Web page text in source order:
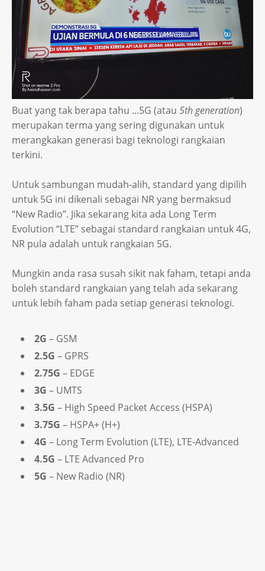
Buat yang tak berapa tahu ...5G (atau 5th generation)
merupakan terma yang sering digunakan untuk
merangkakan generasi bagi teknologi rangkaian
terkini.
Untuk sambungan mudah-alih, standard yang dipilih
untuk 5G ini dikenali sebagai NR yang bermaksud
“New Radio”. Jika sekarang kita ada Long Term
Evolution “LTE” sebagai standard rangkaian untuk 4G,
NR pula adalah untuk rangkaian 5G.
Mungkin anda rasa susah sikit nak faham, tetapi anda
boleh standard rangkaian yang telah ada sekarang
untuk lebih faham pada setiap generasi teknologi.
2G – GSM
2.5G – GPRS
2.75G – EDGE
3G – UMTS
3.5G – High Speed Packet Access (HSPA)
3.75G – HSPA+ (H+)
4G – Long Term Evolution (LTE), LTE-Advanced
4.5G – LTE Advanced Pro
5G – New Radio (NR)